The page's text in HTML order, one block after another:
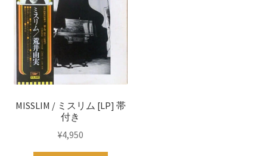
MISSLIM / ミスリム [LP] 帯
付き
¥4,950